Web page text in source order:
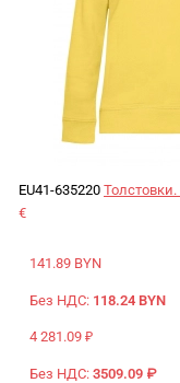
EU41-635220
€
141.89 BYN
Без НДС: 118.24 BYN
4 281.09 ₽
Без НДС: 3509.09 ₽